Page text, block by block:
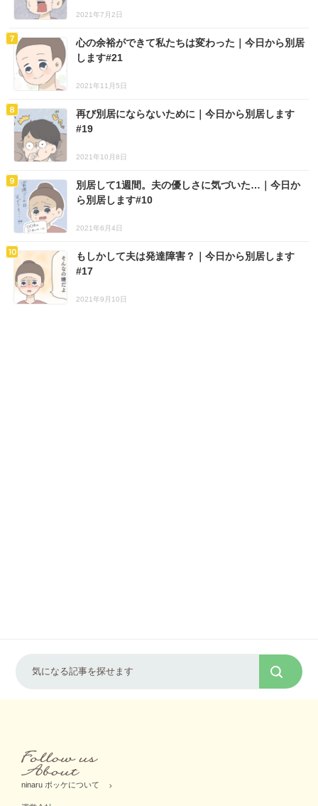
2021年7月2日
心の余裕ができて私たちは変わった｜今日から別居
します#21
2021年11月5日
再び別居にならないために｜今日から別居します
#19
2021年10月8日
別居して1週間。夫の優しさに気づいた…｜今日か
ら別居します#10
2021年6月4日
もしかして夫は発達障害？｜今日から別居します
#17
2021年9月10日
ninaru ポッケについて